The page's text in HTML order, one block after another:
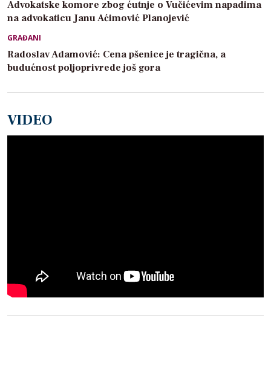
Advokatske komore zbog ćutnje o Vučićevim napadima
na advokaticu Janu Aćimović Planojević
GRAĐANI
Radoslav Adamović: Cena pšenice je tragična, a
budućnost poljoprivrede još gora
VIDEO